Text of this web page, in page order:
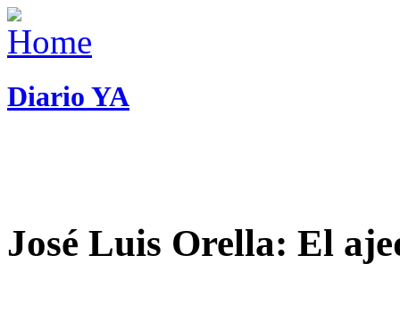
Diario YA
José Luis Orella: El